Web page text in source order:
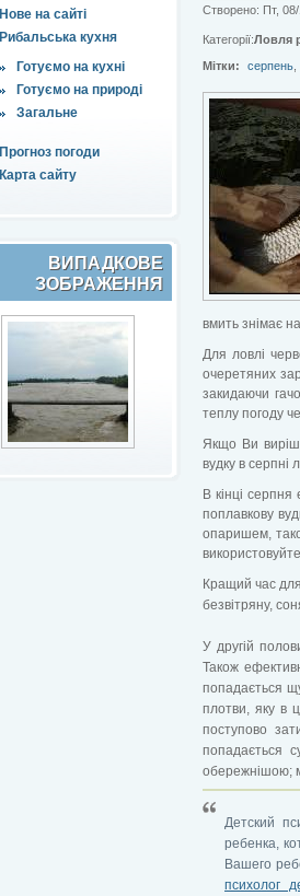
Нове на сайті
Рибальська кухня
Готуємо на кухні
Готуємо на природі
Загальне
Прогноз погоди
Карта сайту
ВИПАДКОВЕ
ЗОБРАЖЕННЯ
Створено: Пт,
Категорії:Ловля
Мітки:
серпень
вмить знімає
Для ловлі
очеретяних
закидаючи
теплу погоду
Якщо Ви
вудку в серпні
В кінці
поплавкову
опаришем,
Кращий час
безвітряну,
У другій
Також
попадається
плотви, яку в
поступово
попадається
обережнішою;
Детский
ребенка,
Вашего
психолог